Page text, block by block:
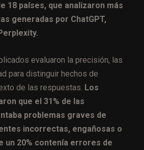
18 países, que analizaron más
generadas por ChatGPT,
evaluaron la precisión, las
para distinguir hechos de
de las respuestas. Los
que el 31% de las
problemas graves de
incorrectas, engañosas o
un 20% contenía errores de